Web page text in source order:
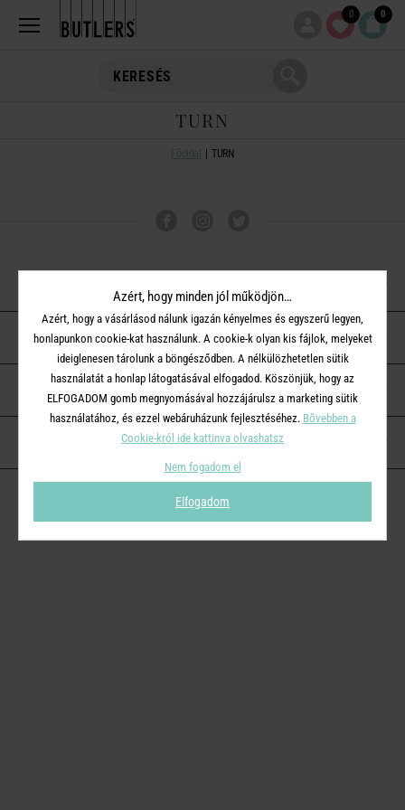
0 0
TURN
Főoldal TURN
ÜGYFÉLSZOLGÁLAT
A BUTLERS-RŐL
KAPCSOLAT
Azért, hogy minden jól működjön…
Azért, hogy a vásárlásod nálunk igazán kényelmes és egyszerű legyen,
honlapunkon cookie-kat használunk. A cookie-k olyan kis fájlok, melyeket
ideiglenesen tárolunk a böngésződben. A nélkülözhetetlen sütik
használatát a honlap látogatásával elfogadod. Köszönjük, hogy az
ELFOGADOM gomb megnyomásával hozzájárulsz a marketing sütik
használatához, és ezzel webáruházunk fejlesztéséhez. Bővebben a
Cookie-król ide kattinva olvashatsz
Nem fogadom el
Elfogadom